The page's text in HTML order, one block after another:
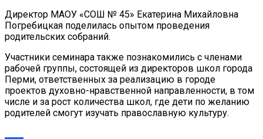
Директор МАОУ «СОШ № 45» Екатерина Михайловна
Погребицкая поделилась опытом проведения
родительских собраний.
Участники семинара также познакомились с членами
рабочей группы, состоящей из директоров школ города
Перми, ответственных за реализацию в городе
проектов духовно-нравственной направленности, в том
числе и за рост количества школ, где дети по желанию
родителей смогут изучать православную культуру.